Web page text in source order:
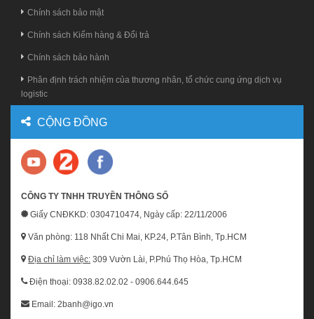
Chính sách bảo mật
Chính sách Kiểm hàng & Đổi trả
Chính sách bảo hành
Phân định trách nhiệm của thương nhân, tổ chức cung ứng dịch vụ
logistic
CỘNG ĐỒNG
CÔNG TY TNHH TRUYỀN THÔNG SỐ
Giấy CNĐKKD: 0304710474, Ngày cấp: 22/11/2006
Văn phòng: 118 Nhất Chi Mai, KP.24, P.Tân Bình, Tp.HCM
Địa chỉ làm việc: 309 Vườn Lài, P.Phú Thọ Hòa, Tp.HCM
Điện thoại: 0938.82.02.02 - 0906.644.645
Email: 2banh@igo.vn